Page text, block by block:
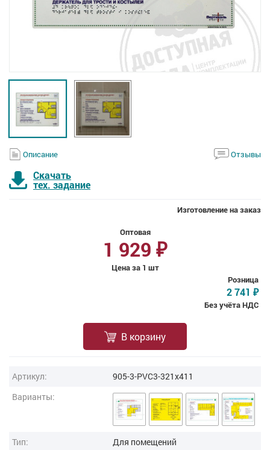
Описание Отзывы
Скачать
тех. задание
Изготовление на заказ
Оптовая
1 929 ₽
Цена за 1 шт
Розница
2 741 ₽
Без учёта НДС
В корзину
Артикул:
905-3-PVC3-321x411
Варианты:
Тип:
Для помещений